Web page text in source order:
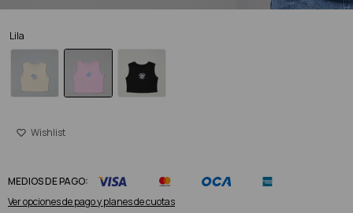
Lila
MEDIOS DE PAGO:
Ver opciones de pago y planes de cuotas